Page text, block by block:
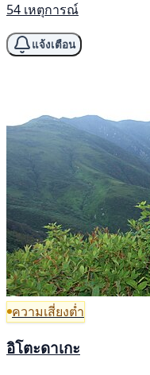
54 เหตุการณ์
แจ้งเตือน
ความเสี่ยงต่ำ
อิโตะดาเกะ